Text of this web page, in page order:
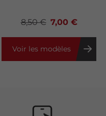
7,00 €
8,50 €
Voir les modèles